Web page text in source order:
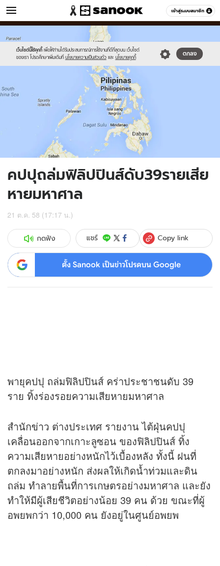
เข้าสู่ระบบสมาชิก
ข่าว หมวดอื่นๆ
เว็บไซต์นี้ใช้คุกกี้ เพื่อให้ท่านได้รับประสบการณ์การใช้งานที่ดีที่สุดบน เว็บไซต์
ของเรา โปรดศึกษาเพิ่มเติมที่ นโยบายความเป็นส่วนตัว และ นโยบายคุกกี้
ตกลง
//s.isanook.com/sr/0/images/logo-
new-
sanook.png
//s.isanook.com/ns/0/ud/377/1886386/653924-
01.jpg
คปปุถล่มฟิลิปปินส์ดับ39รายเสีย
หายมหาศาล
21 ต.ค. 58 (17:17 น.)
กดฟัง แชร์ Copy link
ตั้ง Sanook เป็นข่าวโปรดบน Google
พายุคปปุ ถล่มฟิลิปปินส์ คร่าประชาชนดับ 39
ราย ทิ้งร่องรอยความเสียหายมหาศาล
สำนักข่าว ต่างประเทศ รายงาน ไต้ฝุ่นคปปุ
เคลื่อนออกจากเกาะลูซอน ของฟิลิปปินส์ ทิ้ง
ความเสียหายอย่างหนักไว้เบื้องหลัง ทั้งนี้ ฝนที่
ตกลงมาอย่างหนัก ส่งผลให้เกิดน้ำท่วมและดิน
ถล่ม ทำลายพื้นที่การเกษตรอย่างมหาศาล และยัง
ทำให้มีผู้เสียชีวิตอย่างน้อย 39 คน ด้วย ขณะที่ผู้
อพยพกว่า 10,000 คน ยังอยู่ในศูนย์อพยพ